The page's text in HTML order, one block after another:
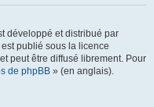
développé et distribué par
est publié sous la licence
peut être diffusé librement. Pour
de phpBB » (en anglais).